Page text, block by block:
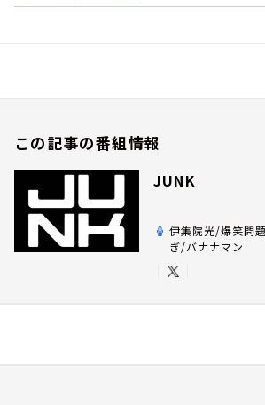
この記事の番組情報
JUNK
伊集院光/爆笑問
ぎ/バナナマン